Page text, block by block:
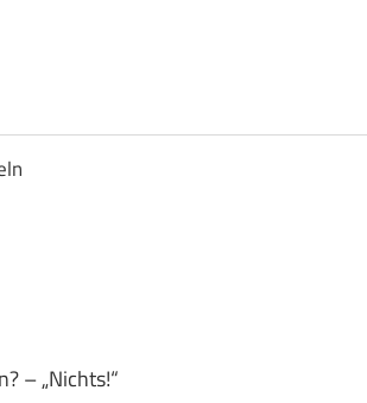
– „Nichts!“